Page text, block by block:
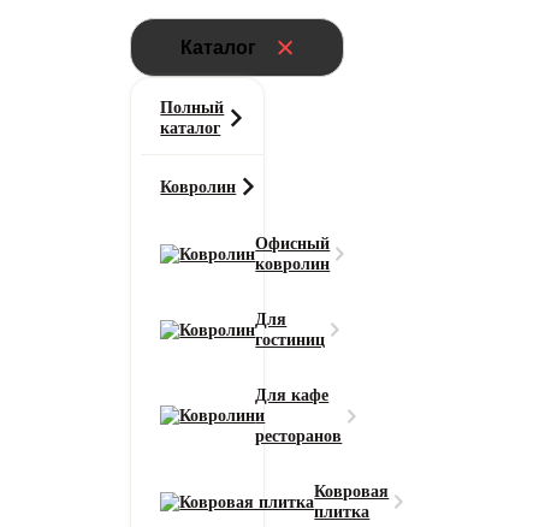
Каталог
Полный
каталог
Ковролин
Офисный
ковролин
Для
гостиниц
Для кафе
и
ресторанов
Ковровая
плитка